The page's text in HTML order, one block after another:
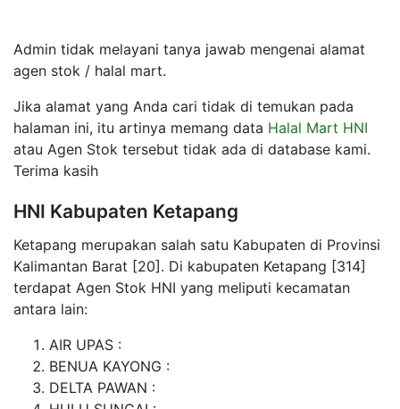
Admin tidak melayani tanya jawab mengenai alamat
agen stok / halal mart.
Jika alamat yang Anda cari tidak di temukan pada
halaman ini, itu artinya memang data Halal Mart HNI
atau Agen Stok tersebut tidak ada di database kami.
Terima kasih
HNI Kabupaten Ketapang
Ketapang merupakan salah satu Kabupaten di Provinsi
Kalimantan Barat [20]. Di kabupaten Ketapang [314]
terdapat Agen Stok HNI yang meliputi kecamatan
antara lain:
AIR UPAS :
BENUA KAYONG :
DELTA PAWAN :